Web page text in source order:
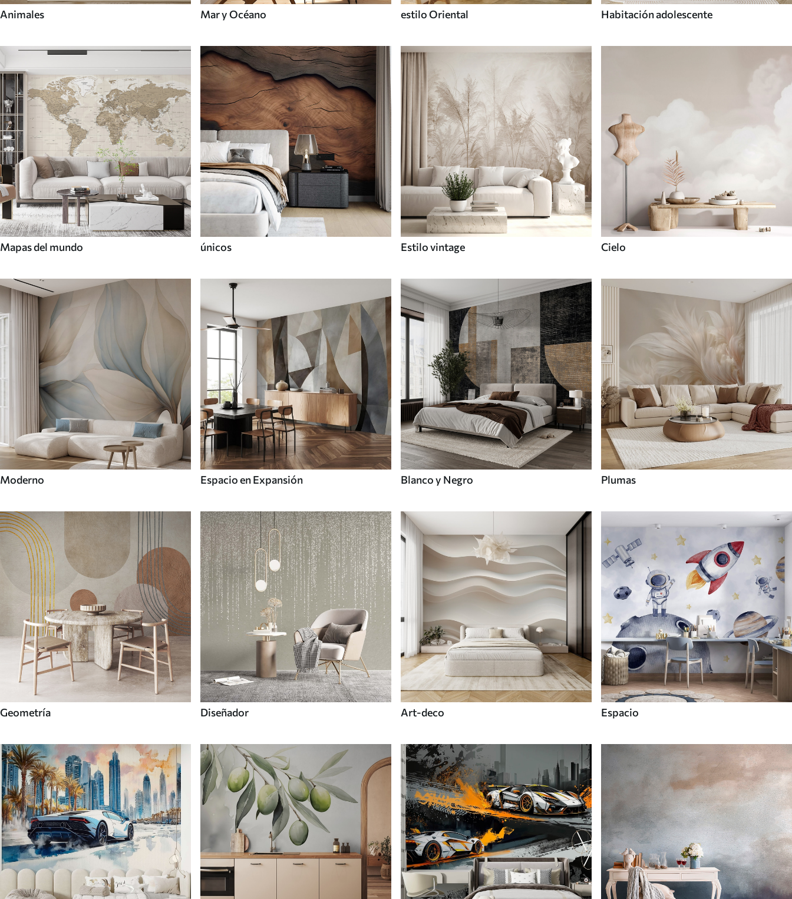
Animales Mar y Océano estilo Oriental Habitación adolescente
Mapas del mundo únicos Estilo vintage Cielo
Moderno Espacio en Expansión Blanco y Negro Plumas
Geometría Diseñador Art-deco Espacio